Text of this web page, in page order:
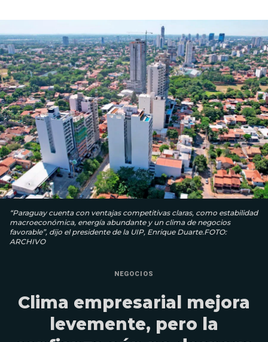
“Paraguay cuenta con ventajas competitivas claras, como estabilidad
macroeconómica, energía abundante y un clima de negocios
favorable”, dijo el presidente de la UIP, Enrique Duarte.FOTO:
ARCHIVO
NEGOCIOS
Clima empresarial mejora
levemente, pero la